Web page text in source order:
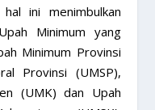
ini menimbulkan
Minimum yang
Minimum Provinsi
Provinsi (UMSP),
(UMK) dan Upah